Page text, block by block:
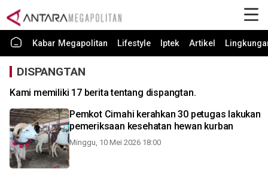
Kabar Megapolitan Lifestyle Iptek Artikel
DISPANGTAN
Kami memiliki 17 berita tentang dispangtan.
Pemkot Cimahi kerahkan 30 petugas lakukan
pemeriksaan kesehatan hewan kurban
Minggu, 10 Mei 2026 18:00